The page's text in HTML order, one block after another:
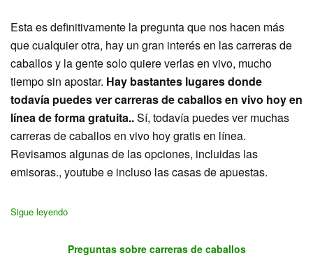
Esta es definitivamente la pregunta que nos hacen más
que cualquier otra, hay un gran interés en las carreras de
caballos y la gente solo quiere verlas en vivo, mucho
tiempo sin apostar. Hay bastantes lugares donde
todavía puedes ver carreras de caballos en vivo hoy en
línea de forma gratuita..Sí, todavía puedes ver muchas
carreras de caballos en vivo hoy gratis en línea.
Revisamos algunas de las opciones, incluidas las
emisoras., youtube e incluso las casas de apuestas.
Sigue leyendo
Preguntas sobre carreras de caballos